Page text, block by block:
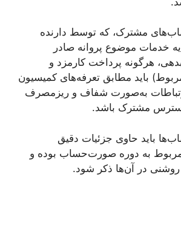
مشترک، که توسط دارنده
خدمات موضوع پروانه صادر
هرگونه پرداخت کارمزد و
باید مطابق تعرفه‌های کمیسیون
به‌صورت شفاف و ریزمصرف
مشترک باشد.
باید حاوی جزئیات دقیق
مربوط به دوره صورت‌حساب بوده و
در آن‌ها ذکر شود.